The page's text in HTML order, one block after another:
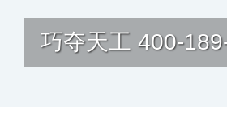
巧夺天工 400-